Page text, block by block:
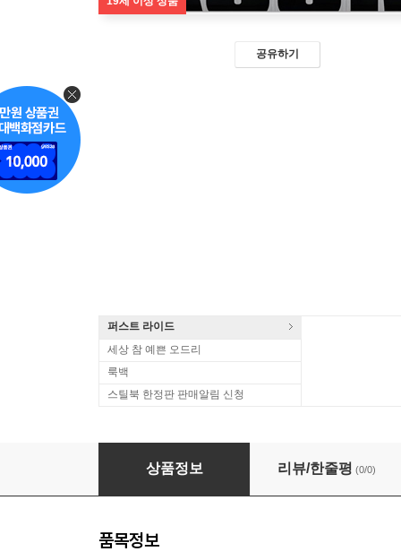
공유하기
퍼스트 라이드
세상 참 예쁜 오드리
룩백
스틸북 한정판 판매알림 신청
Panic Room (패닉 룸) (2002)(Steelbook)(한
상품정보 리뷰/한줄평 (0/0)
품목정보